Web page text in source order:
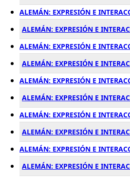
ALEMÁN: EXPRESIÓN E
ALEMÁN: EXPRESIÓN E
ALEMÁN: EXPRESIÓN E
ALEMÁN: EXPRESIÓN E
ALEMÁN: EXPRESIÓN E
ALEMÁN: EXPRESIÓN E
ALEMÁN: EXPRESIÓN E
ALEMÁN: EXPRESIÓN E
ALEMÁN: EXPRESIÓN E
ALEMÁN: EXPRESIÓN E